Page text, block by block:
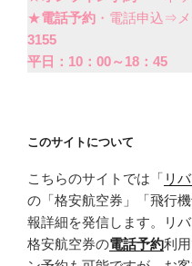
★電話予約 ・電話申込⇒
3155
平日：10：00～18：45
このサイトについて
こちらのサイトでは「 リ
の「格安航空券」「飛行
報詳細を発信します。リ
格安航空券の電話予約利